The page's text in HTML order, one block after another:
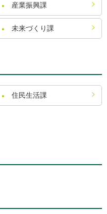
産業振興課
未来づくり課
住民生活課